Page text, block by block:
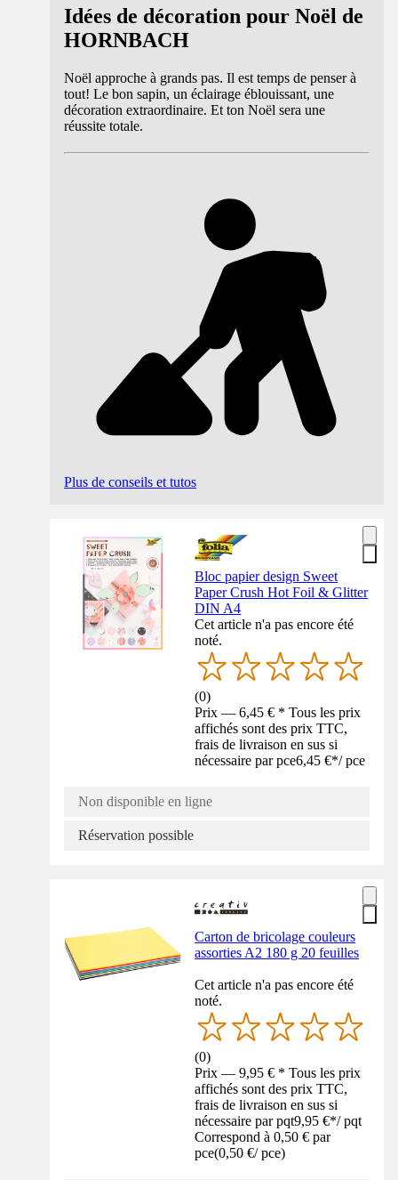
Idées de décoration pour Noël de
HORNBACH
Noël approche à grands pas. Il est temps de penser à
tout! Le bon sapin, un éclairage éblouissant, une
décoration extraordinaire. Et ton Noël sera une
réussite totale.
Plus de conseils et tutos
Bloc papier design Sweet
Paper Crush Hot Foil & Glitter
DIN A4
Cet article n'a pas encore été
noté.
(0)
Prix — 6,45 € * Tous les prix
affichés sont des prix TTC,
frais de livraison en sus si
nécessaire par pce6,45 €*/ pce
Non disponible en ligne
Réservation possible
Carton de bricolage couleurs
assorties A2 180 g 20 feuilles
Cet article n'a pas encore été
noté.
(0)
Prix — 9,95 € * Tous les prix
affichés sont des prix TTC,
frais de livraison en sus si
nécessaire par pqt9,95 €*/ pqt
Correspond à 0,50 € par
pce(0,50 €/ pce)